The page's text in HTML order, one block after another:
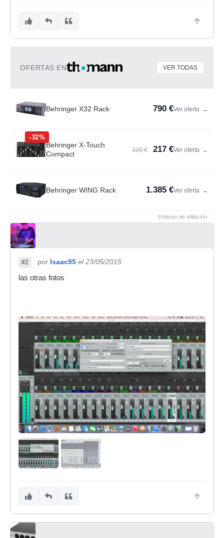
OFERTAS EN VER TODAS
Behringer X32 Rack 790 €Ver oferta →
-32%
Behringer X-Touch
Compact
320 € 217 €Ver oferta →
Behringer WING Rack 1.385 €Ver oferta →
Enlaces de afiliación
#2 por Isaac95 el 23/05/2015
las otras fotos